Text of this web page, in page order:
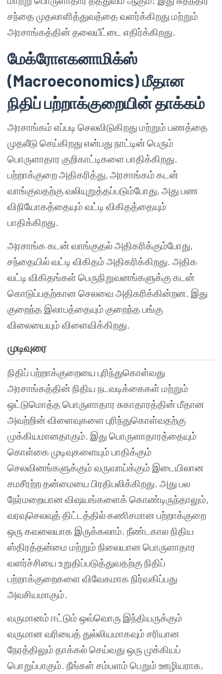
சந்தை முதலாளித்துவத்தை வளர்க்கிறது மற்றும்
அரசாங்கத்தின் தலையீட்டை எதிர்க்கிறது.
மேக்ரோஎகனாமிக்ஸ்
(Macroeconomics) மீதான
நிதிப் பற்றாக்குறையின் தாக்கம்
அரசாங்கம் எப்படி செலவிடுகிறது மற்றும் பணத்தை
முதலீடு செய்கிறது என்பது நாட்டின் பெரும்
பொருளாதார குறிகாட்டிகளை பாதிக்கிறது.
பற்றாக்குறை அதிகரித்து, அரசாங்கம் கடன்
வாங்குவதற்கு வலியுறுத்தப்படும்போது, அது பண
விநியோகத்தையும் வட்டி விகிதத்தையும்
பாதிக்கிறது.
அரசாங்க கடன் வாங்குதல் அதிகரிக்கும்போது,
சந்தையில் வட்டி விகிதம் அதிகரிக்கிறது. அதிக
வட்டி விகிதங்கள் பெருநிறுவனங்களுக்கு கடன்
கொடுப்பதற்கான செலவை அதிகரிக்கின்றன. இது
குறைந்த இலாபத்தையும் குறைந்த பங்கு
விலையையும் விளைவிக்கிறது.
முடிவுரை
நிதிப் பற்றாக்குறையை புரிந்துகொள்வது
அரசாங்கத்தின் நிதிய நடவடிக்கைகள் மற்றும்
ஒட்டுமொத்த பொருளாதார சுகாதாரத்தின் மீதான
அவற்றின் விளைவுகளை புரிந்துகொள்வதற்கு
முக்கியமானதாகும். இது பொருளாதாரத்தையும்
கொள்கை முடிவுகளையும் பாதிக்கும்
செலவினங்களுக்கும் வருவாய்க்கும் இடையிலான
சமசீரற்ற தன்மையை பிரதிபலிக்கிறது. அது பல
நேர்மறையான விஷயங்களைக் கொண்டிருந்தாலும்,
வரவுசெலவுத் திட்டத்தில் கணிசமான பற்றாக்குறை
ஒரு கவலையாக இருக்கலாம். நீண்டகால நிதிய
ஸ்திரத்தன்மை மற்றும் நிலையான பொருளாதார
வளர்ச்சியை உறுதிப்படுத்துவதற்கு நிதிப்
பற்றாக்குறைகளை விவேகமாக நிர்வகிப்பது
அவசியமாகும்.
வருமானம் ஈட்டும் ஒவ்வொரு இந்தியருக்கும்
வருமான வரியைத் துல்லியமாகவும் சரியான
நேரத்திலும் தாக்கல் செய்வது ஒரு முக்கியப்
பொறுப்பாகும். நீங்கள் சம்பளம் பெறும் ஊழியராக,